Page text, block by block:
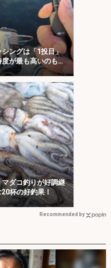
ングは「1投目」
が最も高いのも
マダコ釣りが好調継
杯の好釣果！
Recommended by